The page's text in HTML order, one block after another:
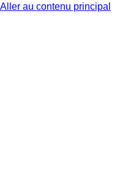
Aller au contenu principal